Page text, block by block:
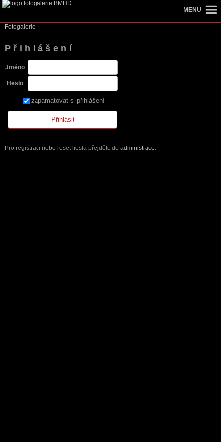
Fotogalerie
Přihlášení
Jméno
Heslo
zapamatovat si přihlášení
Pro registraci nebo reset hesla přejděte do administrace.
MENU